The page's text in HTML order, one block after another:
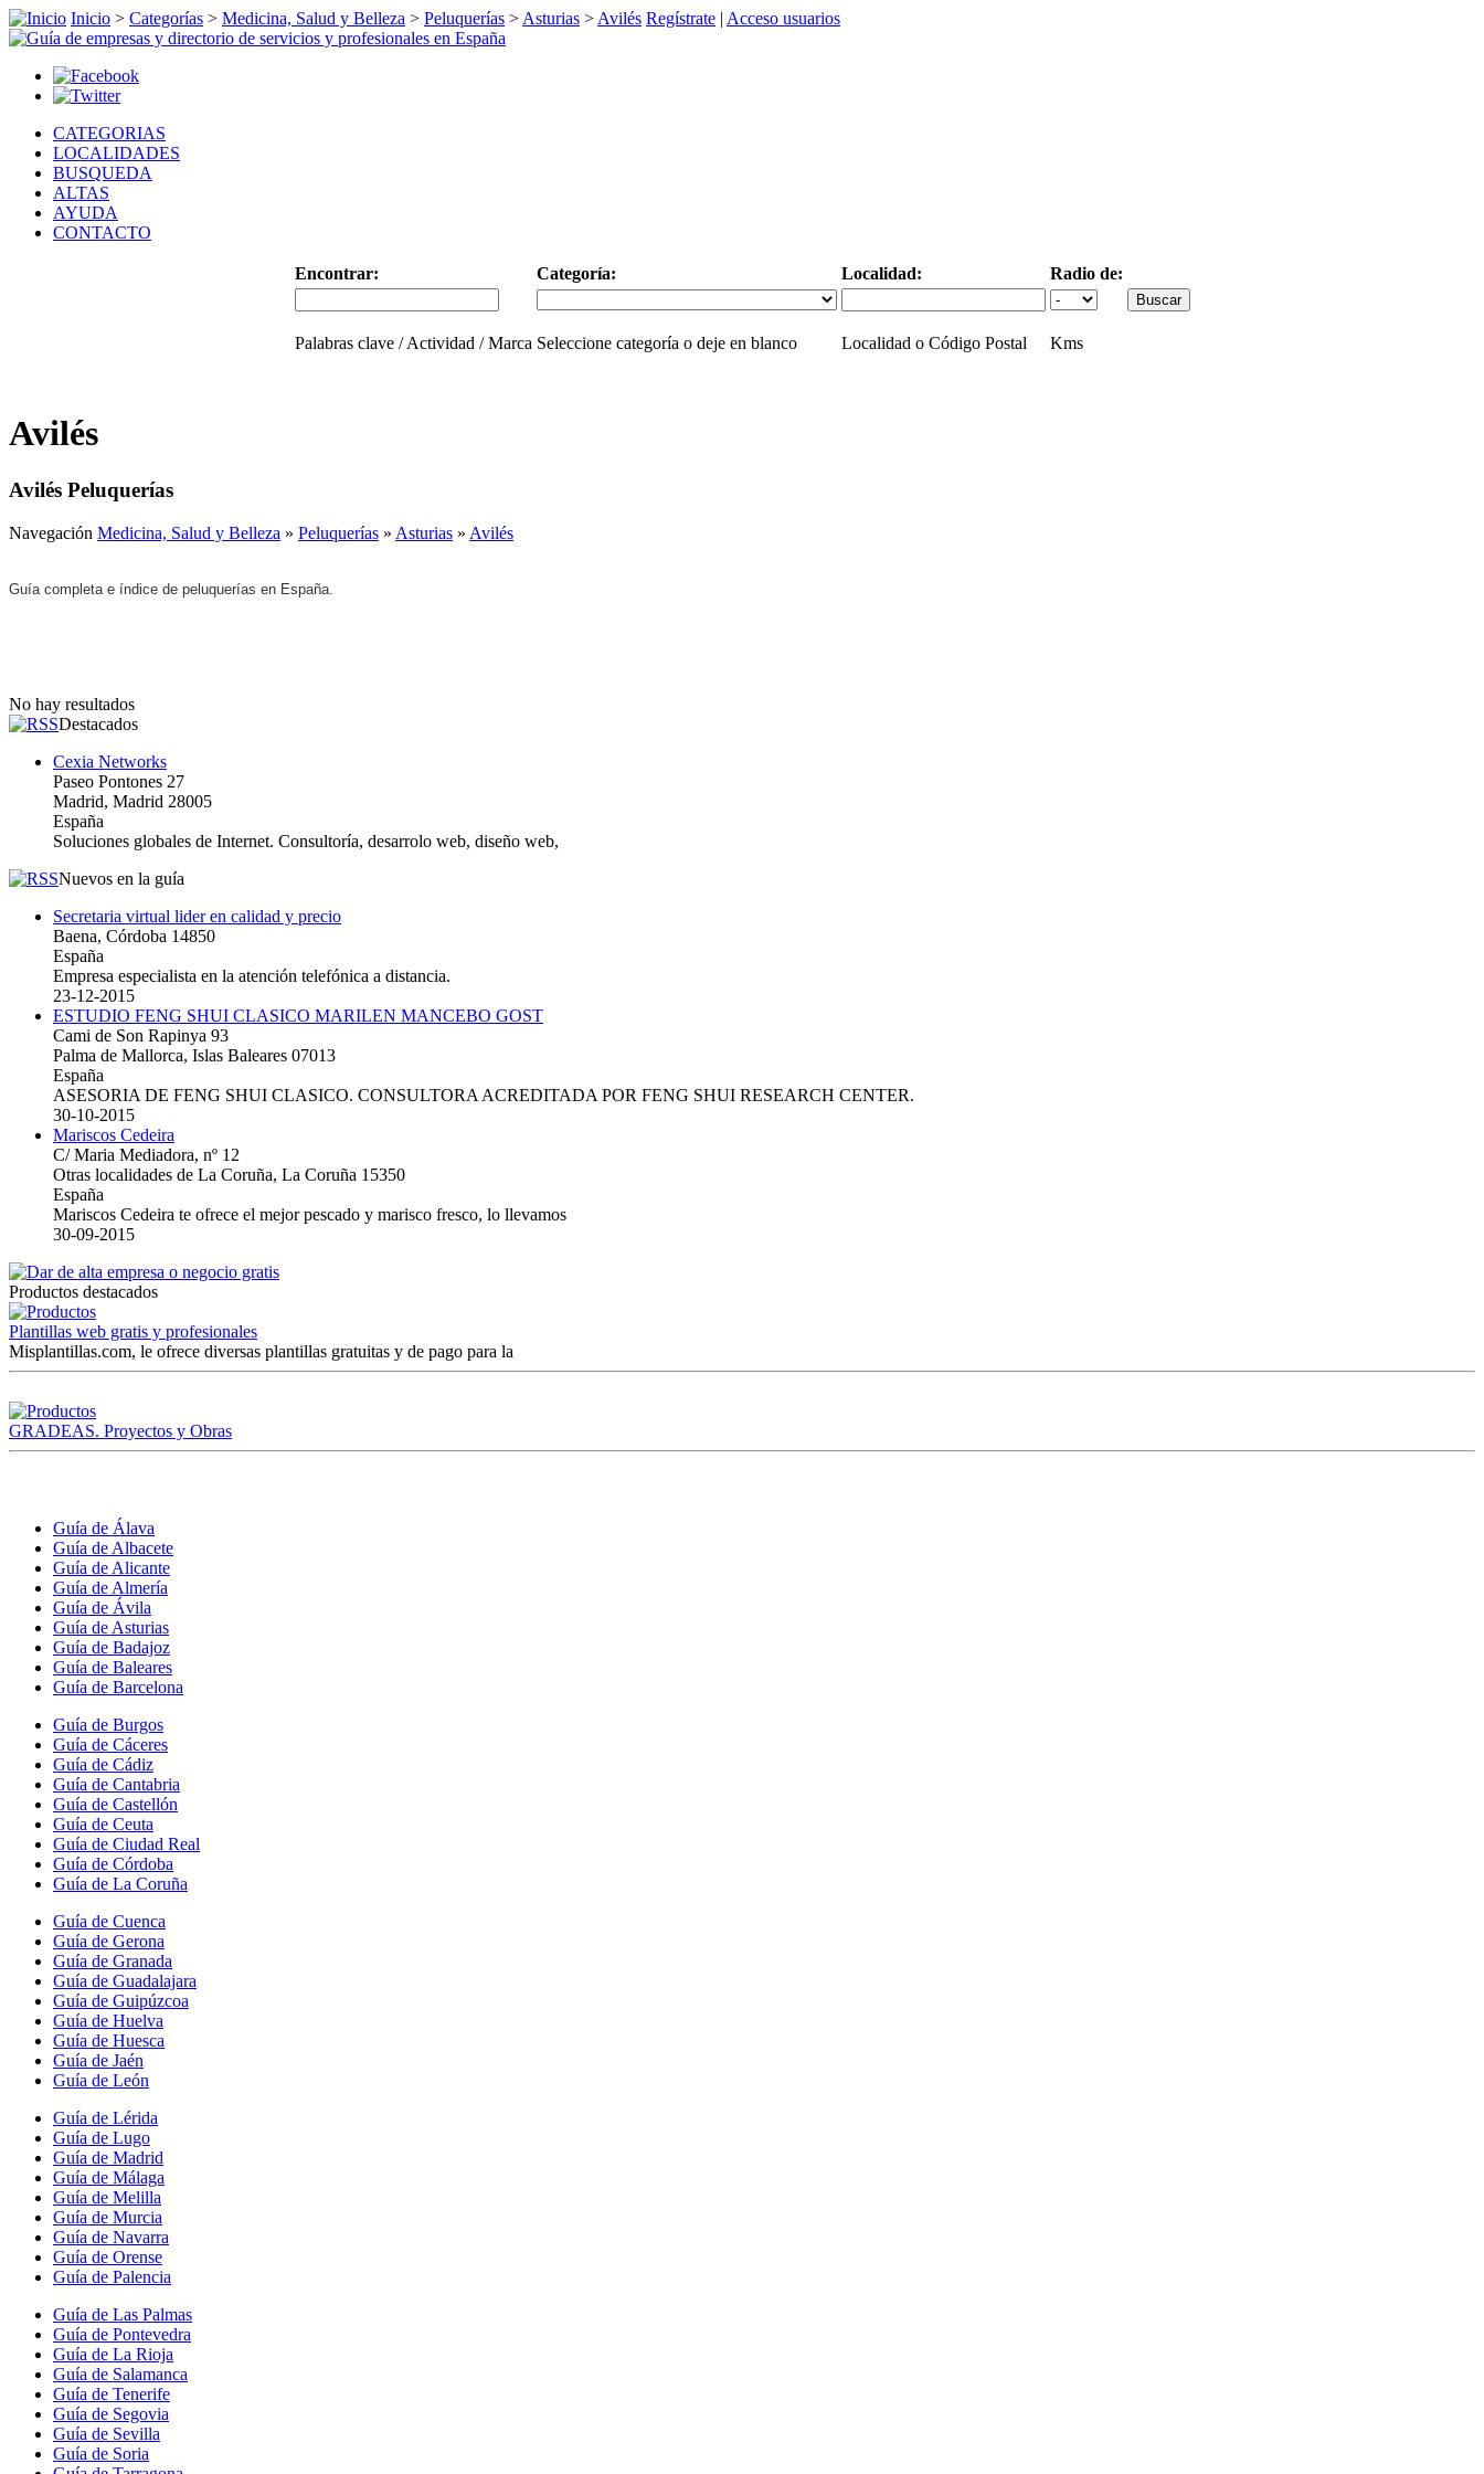
Inicio > Categorías > Medicina, Salud y Belleza > Peluquerías > Asturias > Avilés Regístrate | Acceso usuarios
CATEGORIAS
LOCALIDADES
BUSQUEDA
ALTAS
AYUDA
CONTACTO
Encontrar: Categoría: Localidad: Radio de:
Palabras clave / Actividad / Marca Seleccione categoría o deje en blanco Localidad o Código Postal Kms
Avilés
Avilés Peluquerías
Navegación Medicina, Salud y Belleza » Peluquerías » Asturias » Avilés
Guía completa e índice de peluquerías en España.
No hay resultados
Destacados
Cexia Networks
Paseo Pontones 27
Madrid, Madrid 28005
España
Soluciones globales de Internet. Consultoría, desarrolo web, diseño web,
Nuevos en la guía
Secretaria virtual lider en calidad y precio
Baena, Córdoba 14850
España
Empresa especialista en la atención telefónica a distancia.
23-12-2015
ESTUDIO FENG SHUI CLASICO MARILEN MANCEBO GOST
Cami de Son Rapinya 93
Palma de Mallorca, Islas Baleares 07013
España
ASESORIA DE FENG SHUI CLASICO. CONSULTORA ACREDITADA POR FENG SHUI RESEARCH CENTER.
30-10-2015
Mariscos Cedeira
C/ Maria Mediadora, nº 12
Otras localidades de La Coruña, La Coruña 15350
España
Mariscos Cedeira te ofrece el mejor pescado y marisco fresco, lo llevamos
30-09-2015
Productos destacados
Plantillas web gratis y profesionales
Misplantillas.com, le ofrece diversas plantillas gratuitas y de pago para la
GRADEAS. Proyectos y Obras
Guía de Álava
Guía de Albacete
Guía de Alicante
Guía de Almería
Guía de Ávila
Guía de Asturias
Guía de Badajoz
Guía de Baleares
Guía de Barcelona
Guía de Burgos
Guía de Cáceres
Guía de Cádiz
Guía de Cantabria
Guía de Castellón
Guía de Ceuta
Guía de Ciudad Real
Guía de Córdoba
Guía de La Coruña
Guía de Cuenca
Guía de Gerona
Guía de Granada
Guía de Guadalajara
Guía de Guipúzcoa
Guía de Huelva
Guía de Huesca
Guía de Jaén
Guía de León
Guía de Lérida
Guía de Lugo
Guía de Madrid
Guía de Málaga
Guía de Melilla
Guía de Murcia
Guía de Navarra
Guía de Orense
Guía de Palencia
Guía de Las Palmas
Guía de Pontevedra
Guía de La Rioja
Guía de Salamanca
Guía de Tenerife
Guía de Segovia
Guía de Sevilla
Guía de Soria